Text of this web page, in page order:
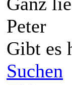
Peter
Gibt es
Suchen